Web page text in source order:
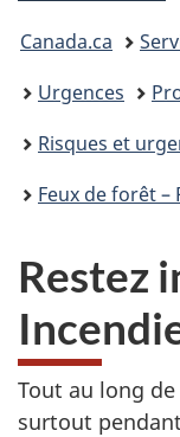
Vous
êtes
ici :
Canada.ca
Urgences
Risques et
Feux de forêt –
Restez
Tout au long
surtout